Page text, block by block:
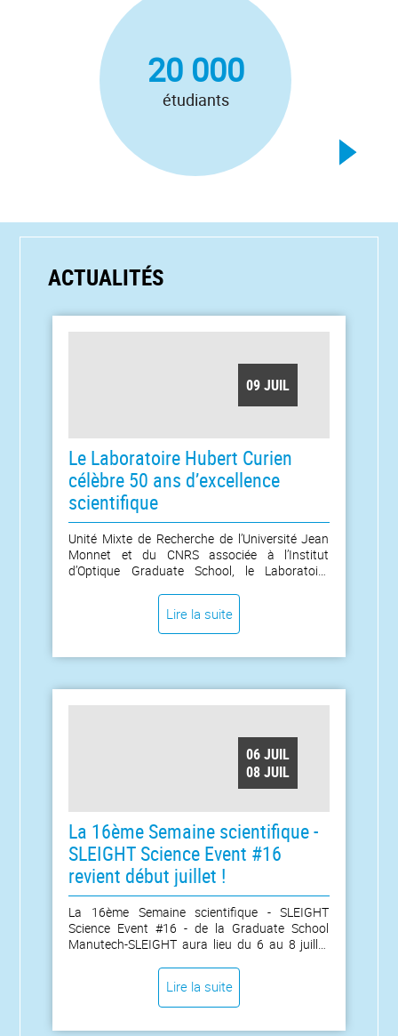
20 000
étudiants
ACTUALITÉS
09 JUIL
Le Laboratoire Hubert Curien
célèbre 50 ans d’excellence
scientifique
Unité Mixte de Recherche de l’Université Jean
Monnet et du CNRS associée à l’Institut
d’Optique Graduate School, le Laboratoire
jeudi 9 juillet 2026. Cette journée anniversaire
célèbre un demi-siècle de contributions
majeures à la recherche en optique,
Lire la suite
06 JUIL
08 JUIL
La 16ème Semaine scientifique -
SLEIGHT Science Event #16
revient début juillet !
La 16ème Semaine scientifique - SLEIGHT
Science Event #16 - de la Graduate School
Manutech-SLEIGHT aura lieu du 6 au 8 juillet
Jean Monnet Saint-Étienne (Amphi Télécom
Lire la suite